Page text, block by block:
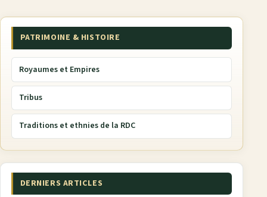
PATRIMOINE & HISTOIRE
Royaumes et Empires
Tribus
Traditions et ethnies de la RDC
DERNIERS ARTICLES